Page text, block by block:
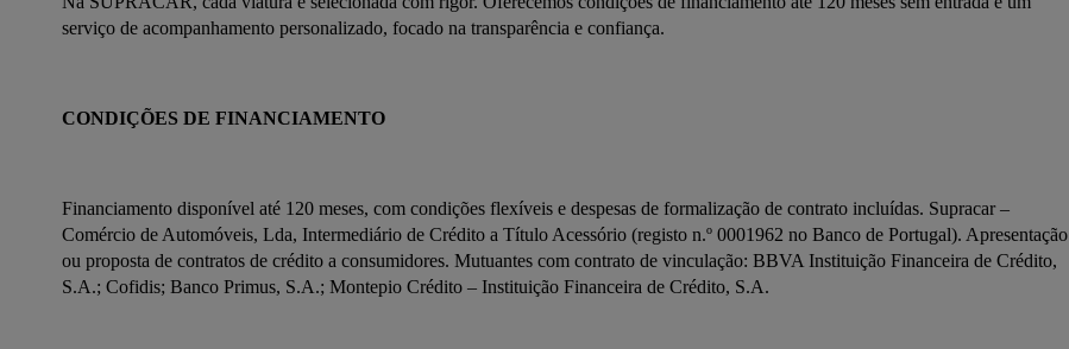
serviço de acompanhamento personalizado, focado na transparência e confiança.
CONDIÇÕES DE FINANCIAMENTO
Financiamento disponível até 120 meses, com condições flexíveis e despesas de formalização de contrato incluídas. Supracar –
Comércio de Automóveis, Lda, Intermediário de Crédito a Título Acessório (registo n.º 0001962 no Banco de Portugal). Apresentação
ou proposta de contratos de crédito a consumidores. Mutuantes com contrato de vinculação: BBVA Instituição Financeira de Crédito,
S.A.; Cofidis; Banco Primus, S.A.; Montepio Crédito – Instituição Financeira de Crédito, S.A.